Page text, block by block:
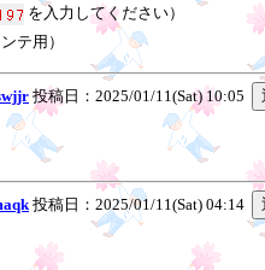
を入力してください）
テ用）
投稿日：2025/01/11(Sat) 10:05
投稿日：2025/01/11(Sat) 04:14